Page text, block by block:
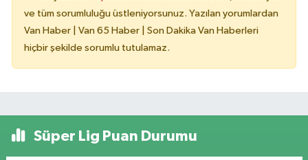
ve tüm sorumluluğu üstleniyorsunuz. Yazılan yorumlardan
Van Haber | Van 65 Haber | Son Dakika Van Haberleri
hiçbir şekilde sorumlu tutulamaz.
Süper Lig Puan Durumu